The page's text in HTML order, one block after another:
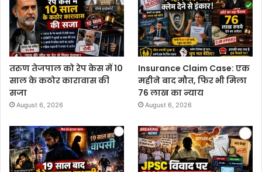
तरुण तेजपाल को रेप केस में 10
साल के कठोर कारावास की
सजा
August 6, 2026
Insurance Claim Case: एक
महीने बाद मौत, फिर भी मिला
76 लाख का न्याय
August 6, 2026